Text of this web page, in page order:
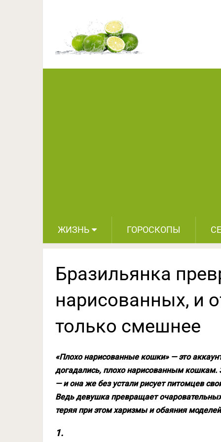
ЖИЗНЬ ГОРОСКОПЫ
Бразильянка
нарисованных, и
только смешнее
«Плохо нарисованные кошки» — это
догадались, плохо нарисованным кошкам.
— и она же без устали рисует питомцев
Ведь девушка превращает
теряя при этом харизмы и обаяния
1.